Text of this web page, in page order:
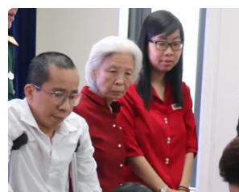
Thành phố Hồ Chí Minh: Hai người
tử vong
06/08/2026 05:00
Khẩn trường khám nghiệm
hiện trường, điều tra nguyên nhân
vụ cháy chợ Biên Hòa
06/08/2026 04:37